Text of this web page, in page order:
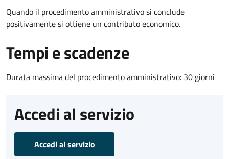
Quando il procedimento amministrativo si conclude
positivamente si ottiene un contributo economico.
Tempi e scadenze
Durata massima del procedimento amministrativo: 30 giorni
Accedi al servizio
Accedi al servizio